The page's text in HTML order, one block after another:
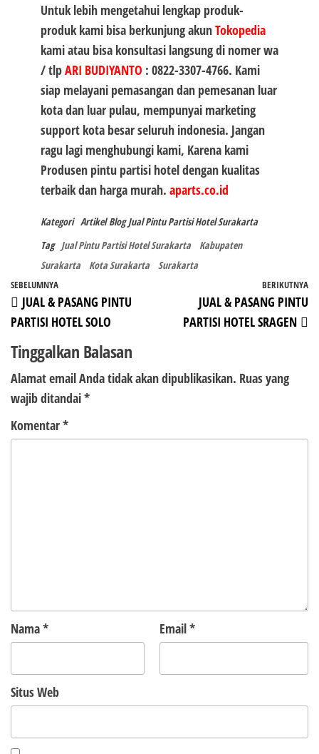
Untuk lebih mengetahui lengkap produk-
produk kami bisa berkunjung akunTokopedia
kami atau bisa konsultasi langsung di nomer wa
/ tlpARI BUDIYANTO : 0822-3307-4766. Kami
siap melayani pemasangan dan pemesanan luar
kota dan luar pulau, mempunyai marketing
support kota besar seluruh indonesia. Jangan
ragu lagi menghubungi kami, Karena kami
Produsen pintu partisi hoteldengan kualitas
terbaik dan harga murah. aparts.co.id
Kategori Artikel Blog Jual Pintu Partisi Hotel Surakarta
Tag Jual Pintu Partisi Hotel Surakarta
Kabupaten
Surakarta
Kota Surakarta Surakarta
Navigasi
pos
Pos
Sebelumnya
SEBELUMNYA
JUAL & PASANG PINTU
PARTISI HOTEL SOLO
BERIKUTNYA
JUAL & PASANG PINTU
PARTISI HOTEL SRAGEN
Tinggalkan Balasan
Alamat email Anda tidak akan dipublikasikan. Ruas yang
wajib ditandai*
Komentar*
Nama* Email*
Situs Web